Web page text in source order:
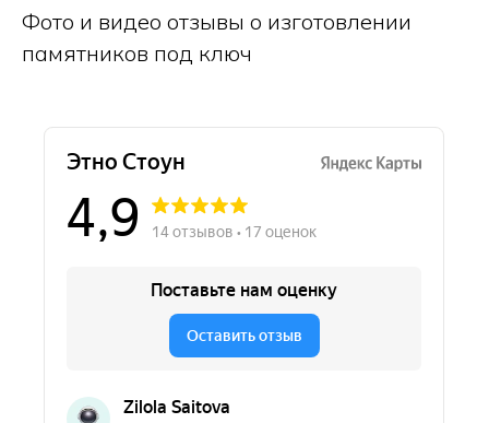
Фото и видео отзывы о изготовлении
памятников под ключ